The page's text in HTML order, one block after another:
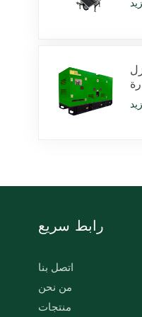
طراز 6ZTAA13-G2،
رابط سريع
اتصل بنا
من نحن
منتجات